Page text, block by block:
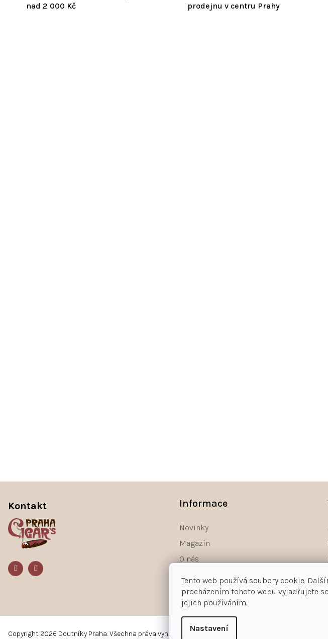
Tento web používá soubory cookie.
procházením tohoto webu vyjadřujete
jejich používáním.
Nastavení
nad 2 000 Kč
prodejnu v centru Prahy
Informace
Novinky
Magazín
O nás
Kontakt
Copyright 2026 Doutníky Praha. Všechna práva vyhrazena.